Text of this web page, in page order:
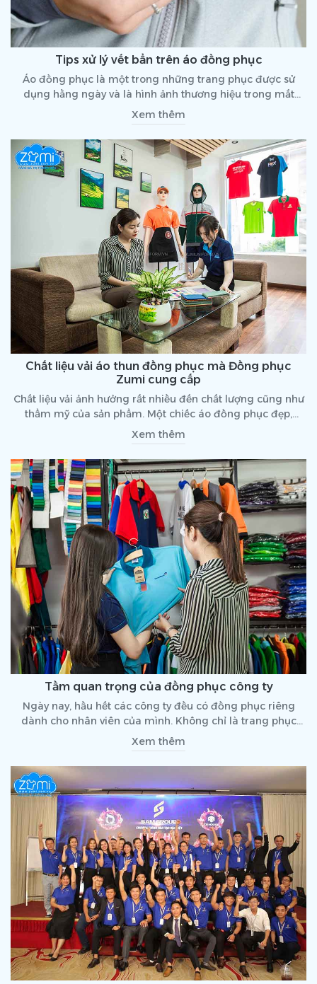
Tips xử lý vết bẩn trên áo đồng phục
Áo đồng phục là một trong những trang phục được sử
dụng hằng ngày và là hình ảnh thương hiệu trong mắt
khách hàng. Do đó, khi áo xuất hiện những vết bẩn sẽ gây
mất thẩm mỹ cũng như sự chỉn chu khi mặc. Dưới đây là
những típ·xử lý vết bẩn trên áo đồng phục nhanh chóng và
đơn giản
Xem thêm
Chất liệu vải áo thun đồng phục mà Đồng phục
Zumi cung cấp
Chất liệu vải ảnh hưởng rất nhiều đến chất lượng cũng như
thẩm mỹ của sản phẩm. Một chiếc áo đồng phục đẹp,
không chỉ đến từ thiết kế, màu sắc, mà còn phụ thuộc vào
cả chất liệu vải. Hãy cùng điểm qua các chất liệu vải áo
thun đồng phục mà Đồng phục Zumi cung cấp qua bài
viết dưới đây nhé!
Xem thêm
Tầm quan trọng của đồng phục công ty
Ngày nay, hầu hết các công ty đều có đồng phục riêng
dành cho nhân viên của mình. Không chỉ là trang phục
hằng ngày, mà đồng phục công ty còn mang lại giá trị và
tầm quan trọng to lớn. Hãy cùng điểm qua những lợi ích
khi công ty sử dụng áo đồng phục làm trang phục hằng
ngày qua bài viết dưới đây.
Xem thêm